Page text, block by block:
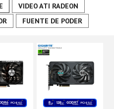
VIDEO ATI RADEON
FUENTE DE PODER